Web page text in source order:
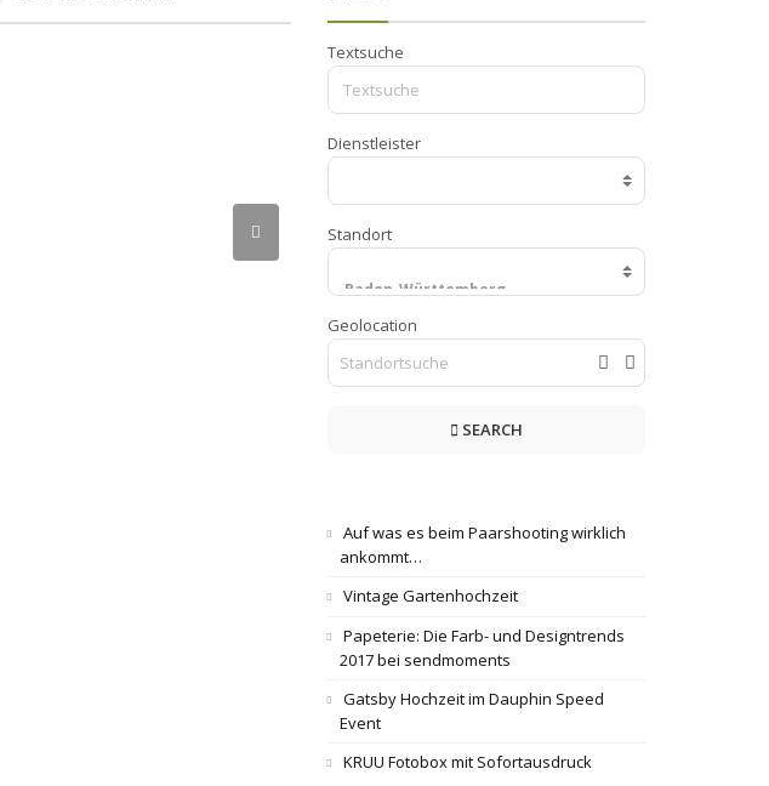
Textsuche
Dienstleister
Standort
Geolocation
SEARCH
Auf was es beim Paarshooting wirklich
ankommt…
Vintage Gartenhochzeit
Papeterie: Die Farb- und Designtrends
2017 bei sendmoments
Gatsby Hochzeit im Dauphin Speed
Event
KRUU Fotobox mit Sofortausdruck